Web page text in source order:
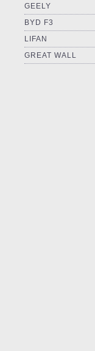
GEELY
BYD F3
LIFAN
GREAT WALL